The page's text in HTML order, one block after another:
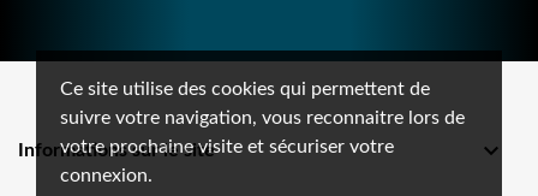
Ce site utilise des cookies qui permettent de
suivre votre navigation, vous reconnaitre lors de
votre prochaine visite et sécuriser votre
connexion.
Informations sur le site 